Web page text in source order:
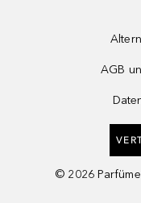
AGB
© 2026